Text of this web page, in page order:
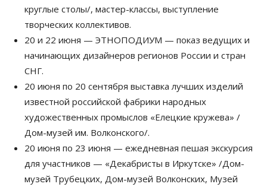
круглые столы/, мастер-классы, выступление
творческих коллективов.
20 и 22 июня — ЭТНОПОДИУМ — показ ведущих и
начинающих дизайнеров регионов России и стран
СНГ.
20 июня по 20 сентября выставка лучших изделий
известной российской фабрики народных
художественных промыслов «Елецкие кружева» /
Дом-музей им. Волконского/.
20 июня по 23 июня — ежедневная пешая экскурсия
для участников — «Декабристы в Иркутске» /Дом-
музей Трубецких, Дом-музей Волконских, Музей